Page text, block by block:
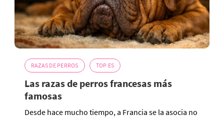
RAZAS DE PERROS TOP ES
Las razas de perros francesas más
famosas
Desde hace mucho tiempo, a Francia se la asocia no